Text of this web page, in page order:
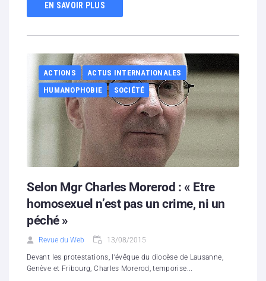
EN SAVOIR PLUS
ACTIONS
ACTUS INTERNATIONALES
HUMANOPHOBIE
SOCIÉTÉ
Selon Mgr Charles Morerod : « Etre
homosexuel n’est pas un crime, ni un
péché »
Revue du Web 13/08/2015
Devant les protestations, l’évêque du diocèse de Lausanne,
Genève et Fribourg, Charles Morerod, temporise...